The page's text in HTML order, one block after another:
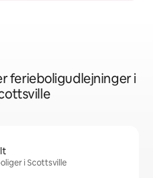
ferieboligudlejninger i
i Scottsville